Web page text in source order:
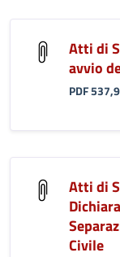
Atti di
avvio
PDF
Atti di
Civile